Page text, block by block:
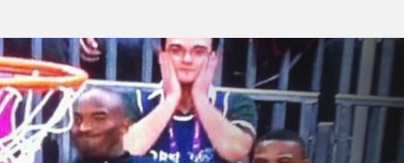
ליגת האלופות
ליגה אירופית
ליגה אנגלית
ליגה גרמנית
ליגת ווינר סל
ליגה לאומית
כדורסל נשים
מכבי תל אביב